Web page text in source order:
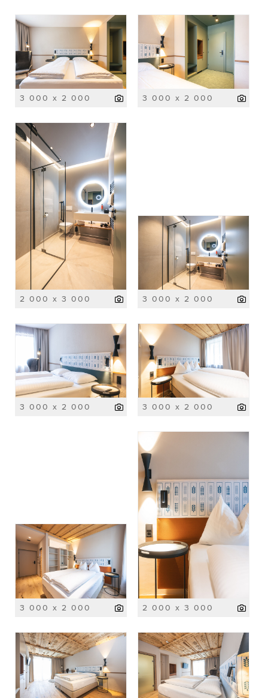
3 000 x 2 000 3 000 x 2 000
2 000 x 3 000 3 000 x 2 000
3 000 x 2 000 3 000 x 2 000
3 000 x 2 000 2 000 x 3 000